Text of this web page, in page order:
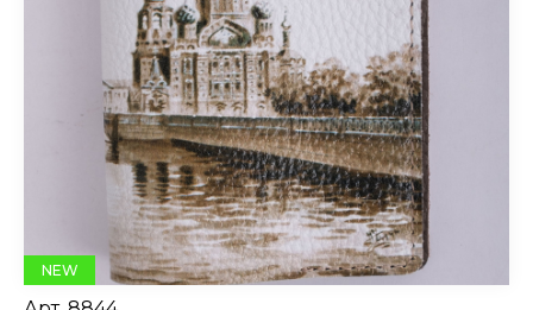
NEW